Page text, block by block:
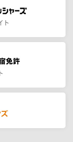
ト